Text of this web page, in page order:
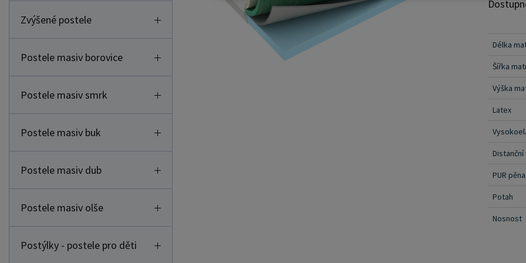
Zvýšené postele
Postele masiv borovice
Postele masiv smrk
Postele masiv buk
Postele masiv dub
Postele masiv olše
Postýlky - postele pro děti
má ortopedické
perfektně sedí na
tuto
e-mailovou
Délka
Šířka
Výška
Latex
PUR
Potah
Nosnost